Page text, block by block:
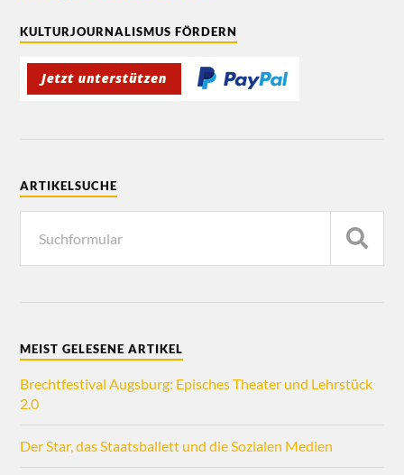
KULTURJOURNALISMUS FÖRDERN
ARTIKELSUCHE
MEIST GELESENE ARTIKEL
Brechtfestival Augsburg: Episches Theater und Lehrstück
2.0
Der Star, das Staatsballett und die Sozialen Medien